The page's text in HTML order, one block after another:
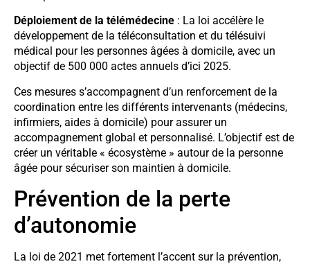
Déploiement de la télémédecine : La loi accélère le
développement de la téléconsultation et du télésuivi
médical pour les personnes âgées à domicile, avec un
objectif de 500 000 actes annuels d’ici 2025.
Ces mesures s’accompagnent d’un renforcement de la
coordination entre les différents intervenants (médecins,
infirmiers, aides à domicile) pour assurer un
accompagnement global et personnalisé. L’objectif est de
créer un véritable « écosystème » autour de la personne
âgée pour sécuriser son maintien à domicile.
Prévention de la perte
d’autonomie
La loi de 2021 met fortement l’accent sur la prévention,